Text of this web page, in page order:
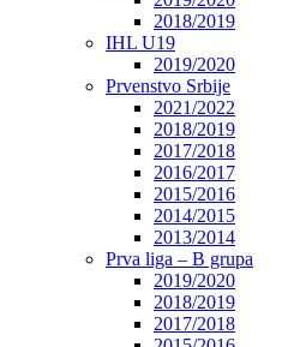
2018/2019
IHL U19
2019/2020
Prvenstvo Srbije
2021/2022
2018/2019
2017/2018
2016/2017
2015/2016
2014/2015
2013/2014
Prva liga – B grupa
2019/2020
2018/2019
2017/2018